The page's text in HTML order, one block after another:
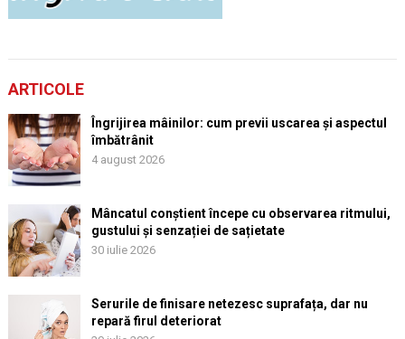
ARTICOLE
Îngrijirea mâinilor: cum previi uscarea și aspectul
îmbătrânit
4 august 2026
Mâncatul conștient începe cu observarea ritmului,
gustului și senzației de sațietate
30 iulie 2026
Serurile de finisare netezesc suprafața, dar nu
repară firul deteriorat